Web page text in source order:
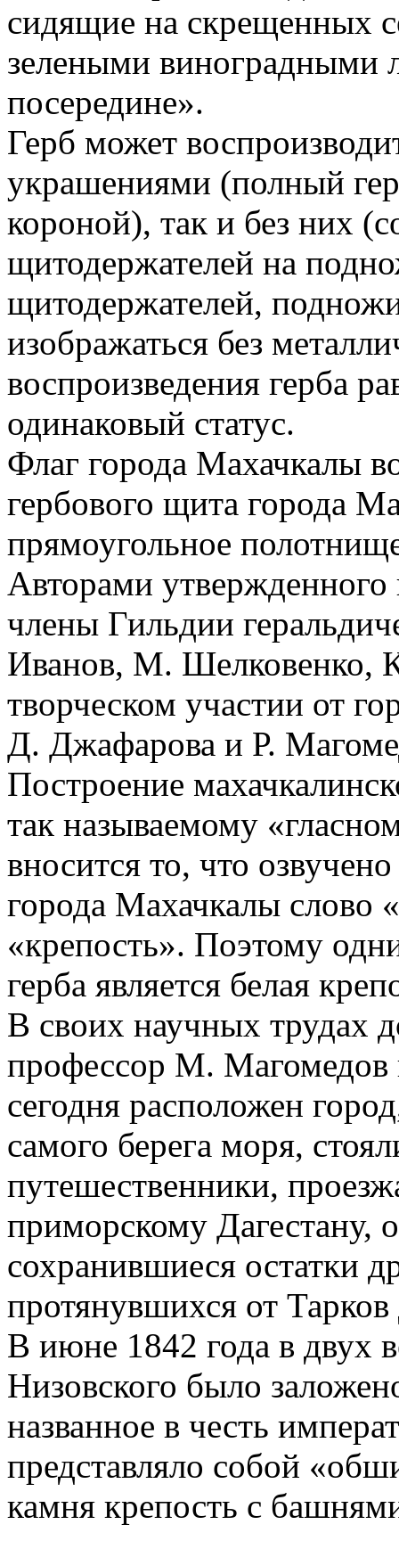
сидящие на скрещенных
зелеными виноградными
посередине».
Герб может
украшениями (полный
короной), так и без них
щитодержателей на
щитодержателей,
изображаться без
воспроизведения герба
одинаковый статус.
Флаг города Махачкалы
гербового щита города
прямоугольное
Авторами
члены Гильдии
Иванов, М. Шелковенко,
творческом участии от
Д. Джафарова и Р.
Построение
так называемому
вносится то, что
города Махачкалы слово
«крепость». Поэтому
герба является белая
В своих научных трудах
профессор М. Магомедов
сегодня расположен
самого берега моря,
путешественники,
приморскому Дагестану,
сохранившиеся остатки
протянувшихся от
В июне 1842 года в двух
Низовского было
названное в честь
представляло собой
камня крепость с